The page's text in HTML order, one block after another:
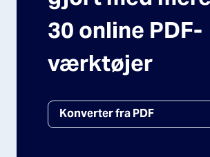
30 online PDF-
værktøjer